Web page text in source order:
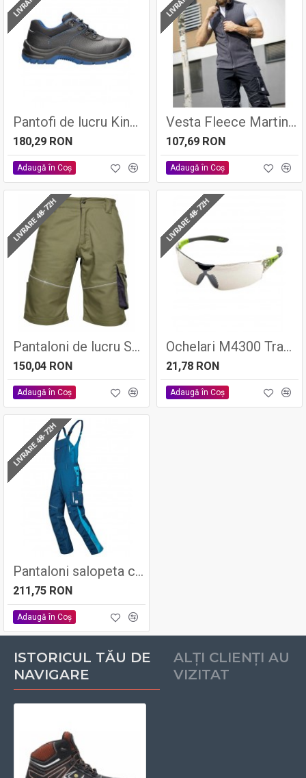
Pantofi de lucru Kinglow S3 - Ardon
180,29 RON
Adaugă în Coş
Vesta Fleece Martin Gri Inchis
107,69 RON
Adaugă în Coş
LIVRARE 48-72H
Pantaloni de lucru SUMMER Kaki, tercot 65/35, 200gr/mp - ARDON
150,04 RON
Adaugă în Coş
LIVRARE 48-72H
Ochelari M4300 Transp
21,78 RON
Adaugă în Coş
LIVRARE 48-72H
Pantaloni salopeta cu pieptar URBAN, 65% poliester - 35% bumbac, 270gr/mp - Ardon
211,75 RON
Adaugă în Coş
ISTORICUL TĂU DE
NAVIGARE
ALȚI CLIENȚI AU
VIZITAT